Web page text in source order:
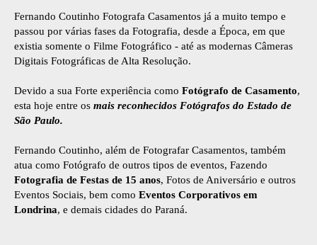
Fernando Coutinho Fotografa Casamentos já a muito tempo e
passou por várias fases da Fotografia, desde a Época, em que
existia somente o Filme Fotográfico - até as modernas Câmeras
Digitais Fotográficas de Alta Resolução.
Devido a sua Forte experiência como Fotógrafo de Casamento,
esta hoje entre os mais reconhecidos Fotógrafos do Estado de
São Paulo.
Fernando Coutinho, além de Fotografar Casamentos, também
atua como Fotógrafo de outros tipos de eventos, Fazendo
Fotografia de Festas de 15 anos, Fotos de Aniversário e outros
Eventos Sociais, bem como Eventos Corporativos em
Londrina, e demais cidades do Paraná.